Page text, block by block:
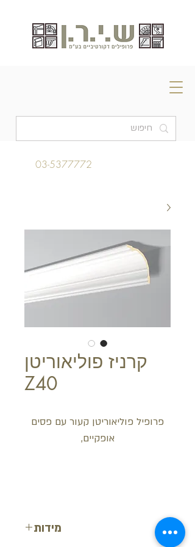
03-5377772
קרניז פוליאוריטן
Z40
פרופיל פוליאוריטן קעור עם פסים
אופקיים,
מידות